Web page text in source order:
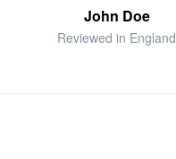
John Doe
Reviewed in England